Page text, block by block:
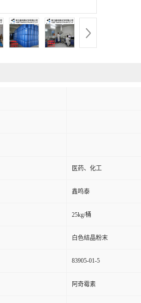
医药、化工
鑫鸣泰
25kg/桶
白色结晶粉末
83905-01-5
阿奇霉素